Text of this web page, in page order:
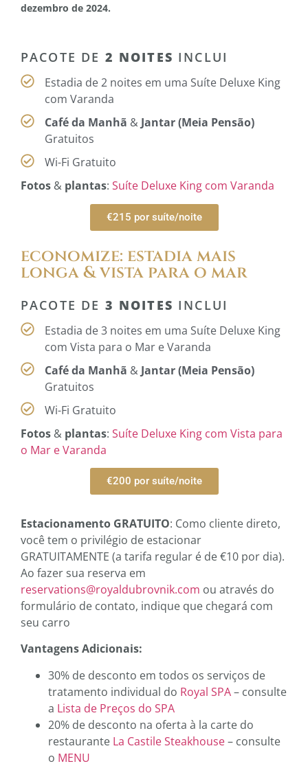
dezembro de 2024.
PACOTE DE 2 NOITES INCLUI
Estadia de 2 noites em uma Suíte Deluxe King
com Varanda
Café da Manhã & Jantar (Meia Pensão)
Gratuitos
Wi-Fi Gratuito
Fotos & plantas: Suíte Deluxe King com Varanda
€215 por suíte/noite
economize: estadia mais
longa & vista para o mar
PACOTE DE 3 NOITES INCLUI
Estadia de 3 noites em uma Suíte Deluxe King
com Vista para o Mar e Varanda
Café da Manhã & Jantar (Meia Pensão)
Gratuitos
Wi-Fi Gratuito
Fotos & plantas: Suíte Deluxe King com Vista para
o Mar e Varanda
€200 por suíte/noite
Estacionamento GRATUITO: Como cliente direto,
você tem o privilégio de estacionar
GRATUITAMENTE (a tarifa regular é de €10 por dia).
Ao fazer sua reserva em
reservations@royaldubrovnik.com ou através do
formulário de contato, indique que chegará com
seu carro
Vantagens Adicionais:
30% de desconto em todos os serviços de
tratamento individual do Royal SPA– consulte
a Lista de Preços do SPA
20% de desconto na oferta à la carte do
restaurante La Castile Steakhouse– consulte
o MENU